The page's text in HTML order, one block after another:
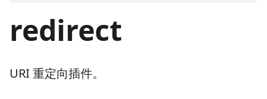
redirect
URI 重定向插件。